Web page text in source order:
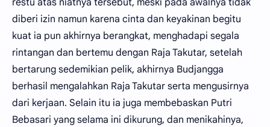
restu atas niatnya tersebut, meski pada awalnya tidak
diberi izin namun karena cinta dan keyakinan begitu
kuat ia pun akhirnya berangkat, menghadapi segala
rintangan dan bertemu dengan Raja Takutar, setelah
bertarung sedemikian pelik, akhirnya Budjangga
berhasil mengalahkan Raja Takutar serta mengusirnya
dari kerjaan. Selain itu ia juga membebaskan Putri
Bebasari yang selama ini dikurung, dan menikahinya,